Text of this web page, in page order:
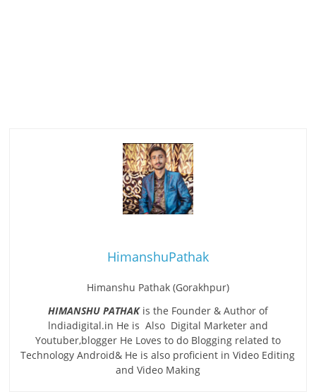
HimanshuPathak
Himanshu Pathak (Gorakhpur)
HIMANSHU PATHAKis the Founder & Author of
lndiadigital.in He is Also Digital Marketer and
Youtuber,blogger He Loves to do Blogging related to
Technology Android& He is also proficient in Video Editing
and Video Making